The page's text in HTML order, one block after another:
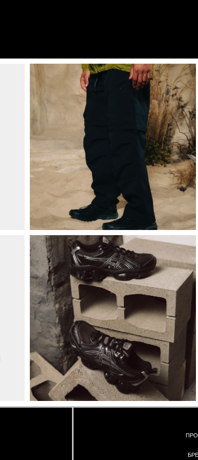
ПРО НАС
БРЕНДИ
КОНТАКТИ
ОБМІН ТА
ПОВЕРНЕННЯ
ОПЛАТА ТА ДОСТАВКА
ПОЛІТИКА КОНФІДЕНЦІЙНОСТІ